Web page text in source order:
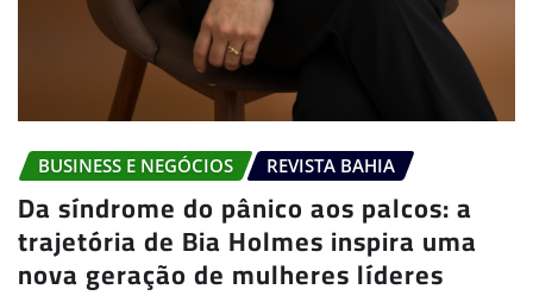
BUSINESS E NEGÓCIOS REVISTA BAHIA
Da síndrome do pânico aos palcos: a
trajetória de Bia Holmes inspira uma
nova geração de mulheres líderes